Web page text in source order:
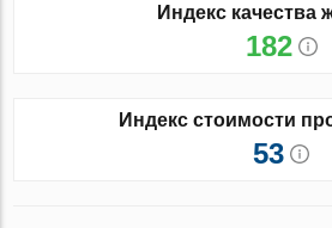
Индекс качества
182
Индекс стоимости
53